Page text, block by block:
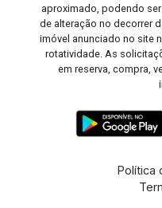
aproximado, podendo
de alteração no decorrer
imóvel anunciado no site
rotatividade. As
em reserva, compra,
Política